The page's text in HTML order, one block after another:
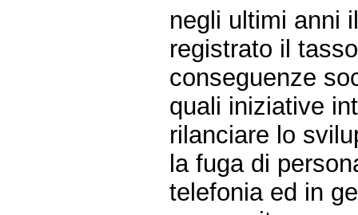
negli ultimi anni
registrato il
conseguenze
quali iniziative
rilanciare lo
la fuga di
telefonia ed in